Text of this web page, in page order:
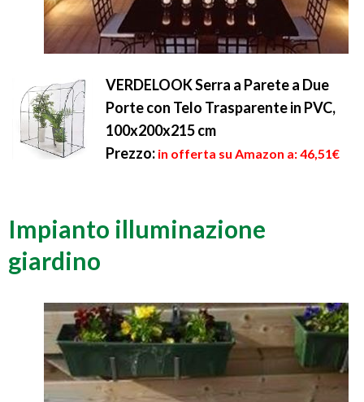
VERDELOOK Serra a Parete a Due
Porte con Telo Trasparente in PVC,
100x200x215 cm
Prezzo: in offerta su Amazon a: 46,51€
Impianto illuminazione
giardino